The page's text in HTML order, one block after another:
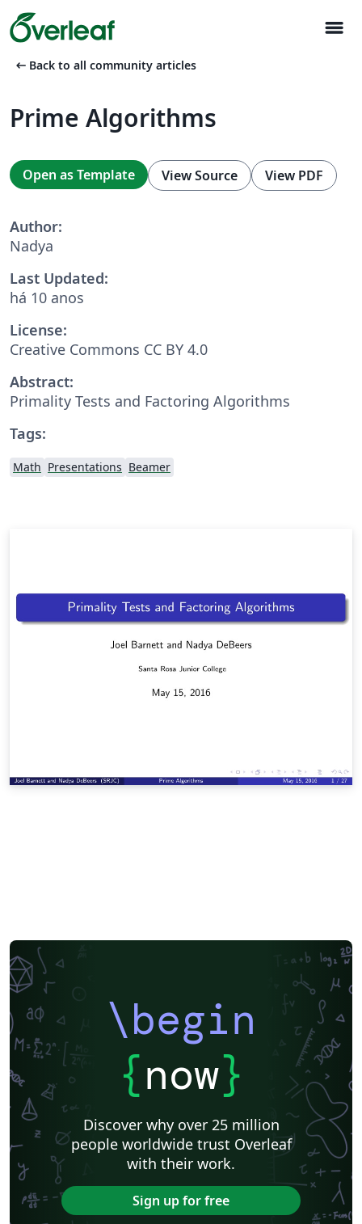
menu
arrow_left_alt Back to all community articles
Prime Algorithms
Open as Template View Source View PDF
Author:
Nadya
Last Updated:
há 10 anos
License:
Creative Commons CC BY 4.0
Abstract:
Primality Tests and Factoring Algorithms
Tags:
Math Presentations Beamer
\begin
{now}
Discover why over 25 million
people worldwide trust Overleaf
with their work.
Sign up for free